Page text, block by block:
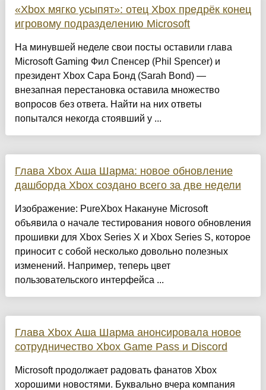
«Xbox мягко усыпят»: отец Xbox предрёк конец
игровому подразделению Microsoft
На минувшей неделе свои посты оставили глава
Microsoft Gaming Фил Спенсер (Phil Spencer) и
президент Xbox Сара Бонд (Sarah Bond) —
внезапная перестановка оставила множество
вопросов без ответа. Найти на них ответы
попытался некогда стоявший у ...
Глава Xbox Аша Шарма: новое обновление
дашборда Xbox создано всего за две недели
Изображение: PureXbox Накануне Microsoft
объявила о начале тестирования нового обновления
прошивки для Xbox Series X и Xbox Series S, которое
приносит с собой несколько довольно полезных
изменений. Например, теперь цвет
пользовательского интерфейса ...
Глава Xbox Аша Шарма анонсировала новое
сотрудничество Xbox Game Pass и Discord
Microsoft продолжает радовать фанатов Xbox
хорошими новостями. Буквально вчера компания